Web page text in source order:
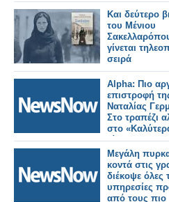
Και δεύτερο
του Μένιου
γίνεται
σειρά
Alpha: Πιο
επιστροφή
Ναταλίας
Στο τραπέζι
στο
γίνεται»
Μεγάλη
κοντά στις
διέκοψε όλες
υπηρεσίες
από τους πιο